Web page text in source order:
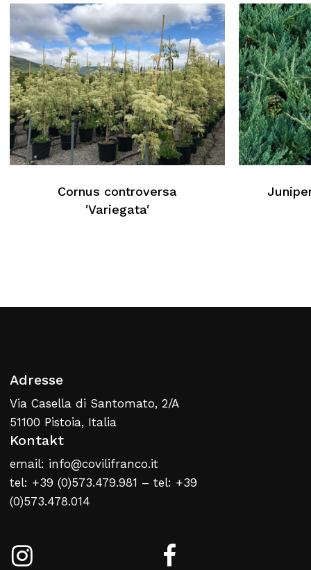
Cornus controversa
′Variegata′
Adresse
Via Casella di Santomato, 2/A
51100 Pistoia, Italia
Kontakt
email: info@covilifranco.it
tel: +39 (0)573.479.981 – tel: +39
(0)573.478.014